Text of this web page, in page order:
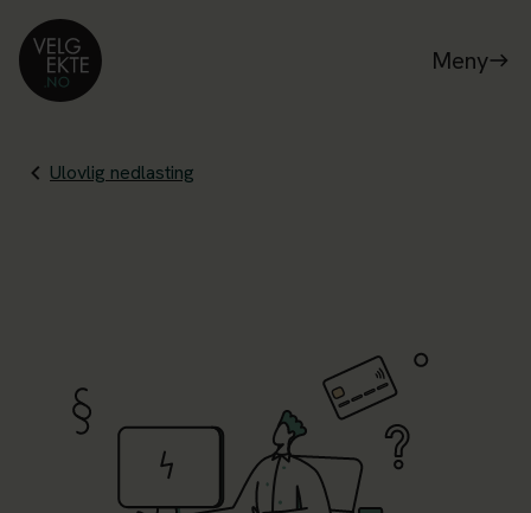
Meny
Ulovlig nedlasting